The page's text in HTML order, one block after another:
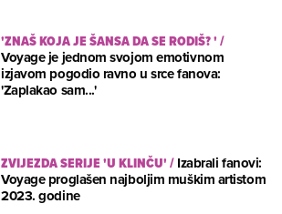
'ZNAŠ KOJA JE ŠANSA DA SE RODIŠ? '/
Voyage je jednom svojom emotivnom
izjavom pogodio ravno u srce fanova:
'Zaplakao sam...'
ZVIJEZDA SERIJE 'U KLINČU'/Izabrali fanovi:
Voyage proglašen najboljim muškim artistom
2023. godine